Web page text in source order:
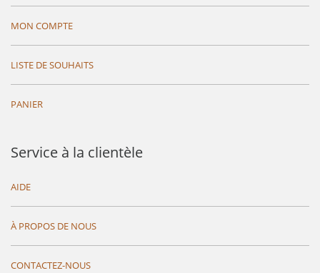
MON COMPTE
LISTE DE SOUHAITS
PANIER
Service à la clientèle
AIDE
À PROPOS DE NOUS
CONTACTEZ-NOUS